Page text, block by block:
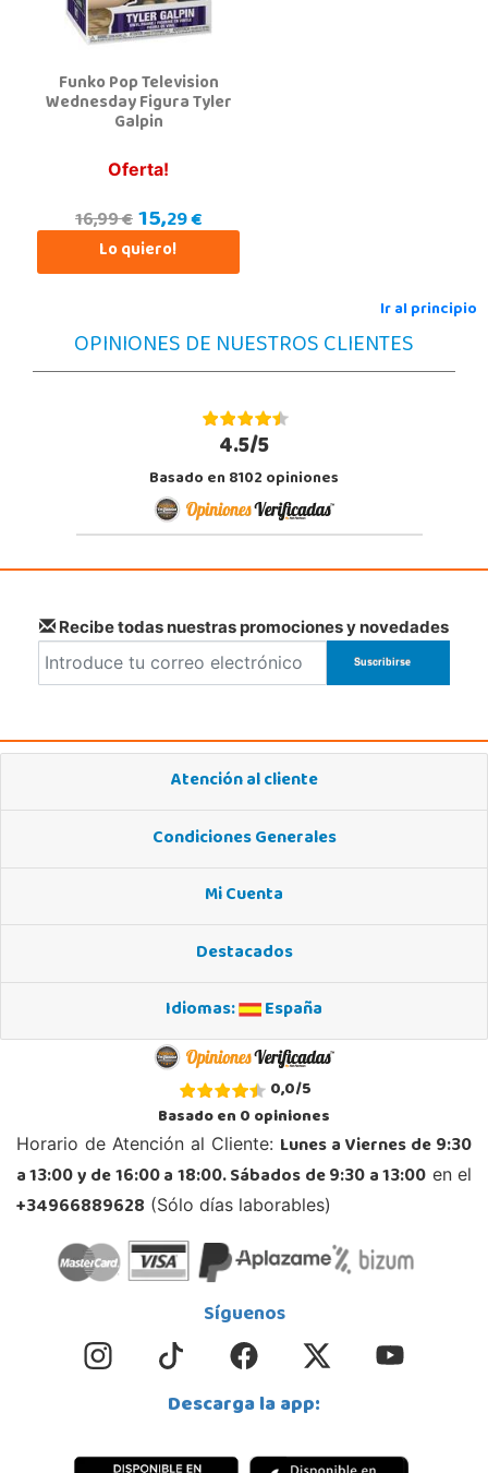
POCAS UNIDADES
Funko Pop Television
Wednesday Figura Tyler
Galpin
Oferta!
16,99 €15,29 €
Lo quiero!
Ir al principio
OPINIONES DE NUESTROS CLIENTES
4.5/5
Basado en 8102 opiniones
Recibe todas nuestras promociones y novedades
Atención al cliente
Condiciones Generales
Mi Cuenta
Destacados
Idiomas:
España
0,0/5
Basado en0opiniones
Horario de Atención al Cliente: Lunes a Viernes de 9:30
a 13:00 y de 16:00 a 18:00. Sábados de 9:30 a 13:00 en el
+34966889628 (Sólo días laborables)
Síguenos
Descarga la app: